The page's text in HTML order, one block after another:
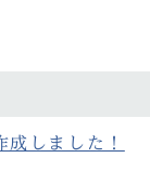
しました！